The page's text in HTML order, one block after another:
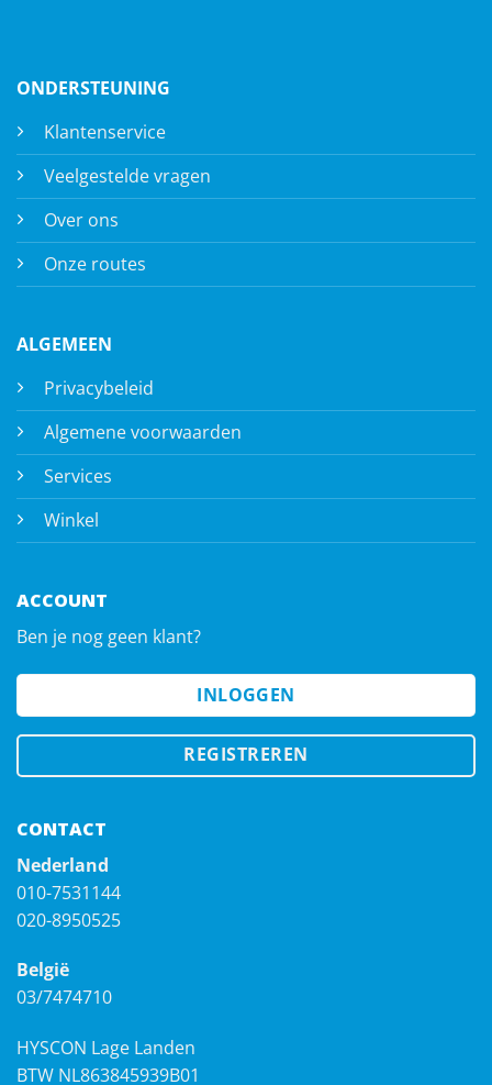
ONDERSTEUNING
Klantenservice
Veelgestelde vragen
Over ons
Onze routes
ALGEMEEN
Privacybeleid
Algemene voorwaarden
Services
Winkel
ACCOUNT
Ben je nog geen klant?
INLOGGEN
REGISTREREN
CONTACT
Nederland
010-7531144
020-8950525
België
03/7474710
HYSCON Lage Landen
BTW NL863845939B01